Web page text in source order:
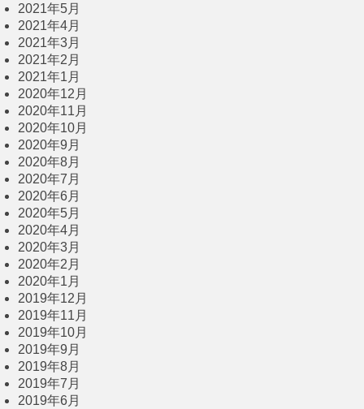
2021年5月
2021年4月
2021年3月
2021年2月
2021年1月
2020年12月
2020年11月
2020年10月
2020年9月
2020年8月
2020年7月
2020年6月
2020年5月
2020年4月
2020年3月
2020年2月
2020年1月
2019年12月
2019年11月
2019年10月
2019年9月
2019年8月
2019年7月
2019年6月